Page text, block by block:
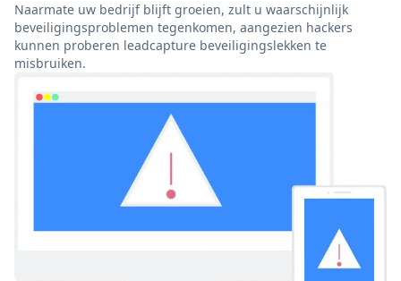
Naarmate uw bedrijf blijft groeien, zult u waarschijnlijk
beveiligingsproblemen tegenkomen, aangezien hackers
kunnen proberen leadcapture beveiligingslekken te
misbruiken.